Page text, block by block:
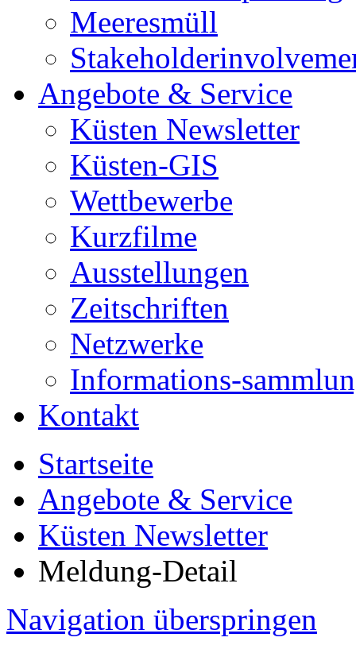
Meeresmüll
Angebote & Service
Küsten Newsletter
Küsten-GIS
Wettbewerbe
Kurzfilme
Ausstellungen
Zeitschriften
Netzwerke
Informations-
Kontakt
Startseite
Angebote & Service
Küsten Newsletter
Meldung-Detail
Navigation überspringen